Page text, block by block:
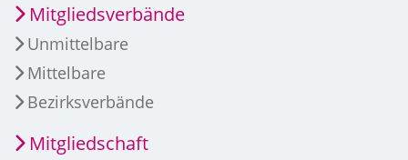
Mitgliedsverbände
Unmittelbare
Mittelbare
Bezirksverbände
Mitgliedschaft